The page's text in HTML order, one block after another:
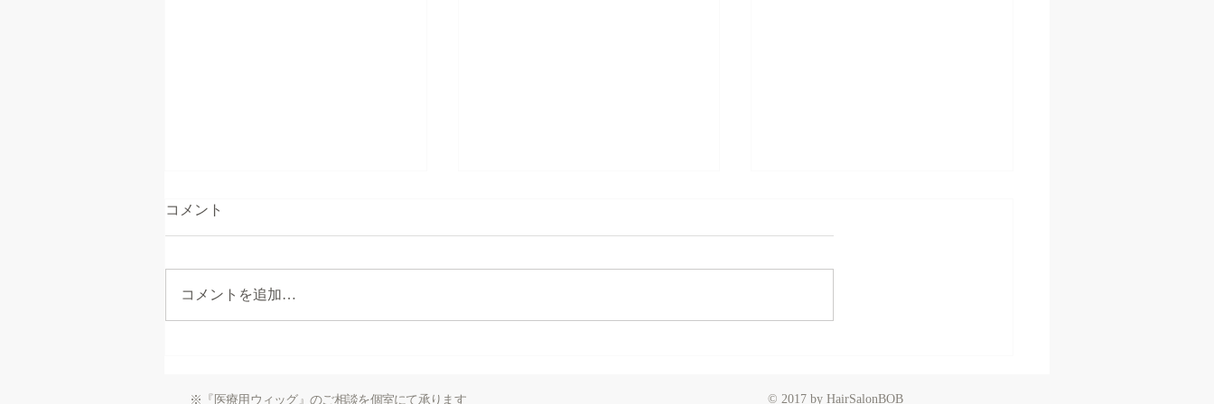
カキ小屋😃
春🌸金沢
コメント
コメントを追加…
※『医療用ウィッグ』のご相談を個室にて承ります © 2017 by HairSalonBOB